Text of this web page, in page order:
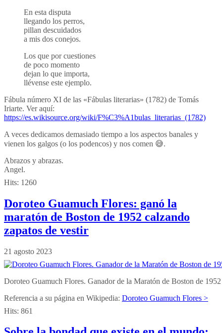
En esta disputa
llegando los perros,
pillan descuidados
a mis dos conejos.
Los que por cuestiones
de poco momento
dejan lo que importa,
llévense este ejemplo.
Fábula número XI de las «Fábulas literarias» (1782) de Tomás
Iriarte. Ver aquí:
https://es.wikisource.org/wiki/F%C3%A1bulas_literarias_(1782)
A veces dedicamos demasiado tiempo a los aspectos banales y
vienen los galgos (o los podencos) y nos comen 😅.
Abrazos y abrazas.
Angel.
Hits: 1260
Doroteo Guamuch Flores: ganó la
maratón de Boston de 1952 calzando
zapatos de vestir
21 agosto 2023
Doroteo Guamuch Flores. Ganador de la Maratón de Boston de
Referencia a su página en Wikipedia: Doroteo Guamuch Flores >
Hits: 861